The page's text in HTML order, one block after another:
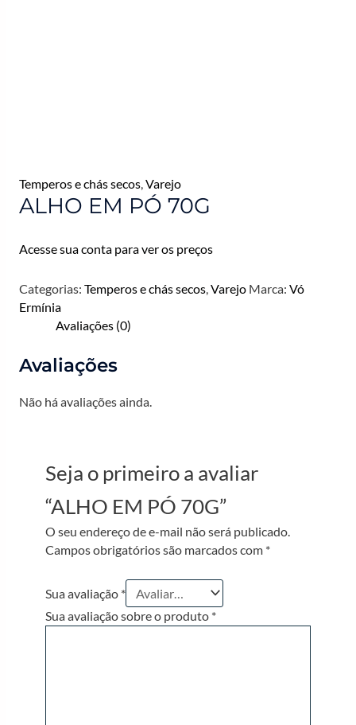
Temperos e chás secos,Varejo
ALHO EM PÓ 70G
Acesse sua conta para ver os preços
Categorias: Temperos e chás secos,Varejo Marca: Vó
Ermínia
Avaliações (0)
Avaliações
Não há avaliações ainda.
Seja o primeiro a avaliar
“ALHO EM PÓ 70G”
O seu endereço de e-mail não será publicado.
Campos obrigatórios são marcados com *
Sua avaliação *
Sua avaliação sobre o produto *